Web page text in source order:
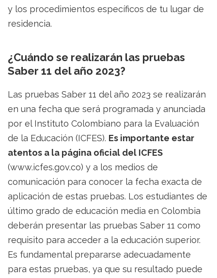
y los procedimientos específicos de tu lugar de
residencia.
¿Cuándo se realizarán las pruebas
Saber 11 del año 2023?
Las pruebas Saber 11 del año 2023 se realizarán
en una fecha que será programada y anunciada
por el Instituto Colombiano para la Evaluación
de la Educación (ICFES). Es importante estar
atentos a la página oficial del ICFES
(www.icfes.gov.co) y a los medios de
comunicación para conocer la fecha exacta de
aplicación de estas pruebas. Los estudiantes de
último grado de educación media en Colombia
deberán presentar las pruebas Saber 11 como
requisito para acceder a la educación superior.
Es fundamental prepararse adecuadamente
para estas pruebas, ya que su resultado puede